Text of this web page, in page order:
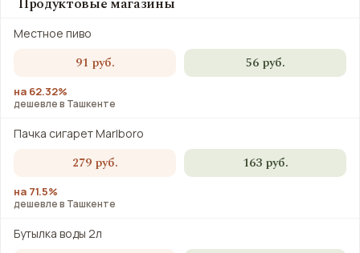
Местное пиво
91 руб. 56 руб.
на 62.32%
дешевле в Ташкенте
Пачка сигарет Marlboro
279 руб. 163 руб.
на 71.5%
дешевле в Ташкенте
Бутылка воды 2л